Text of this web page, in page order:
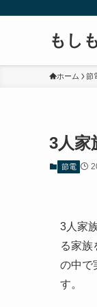
もし
ホーム 節
3人家
節電
3人家
る家族
の中で
す。